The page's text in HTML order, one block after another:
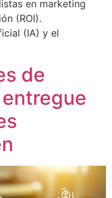
en marketing
(ROI).
(IA) y el
de